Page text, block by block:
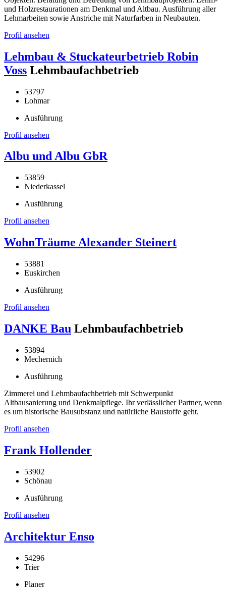
und Holzrestaurationen am Denkmal und Altbau. Ausführung aller
Lehmarbeiten sowie Anstriche mit Naturfarben in Neubauten.
Profil ansehen
Lehmbau & Stuckateurbetrieb Robin
Voss Lehmbaufachbetrieb
53797
Lohmar
Ausführung
Profil ansehen
Albu und Albu GbR
53859
Niederkassel
Ausführung
Profil ansehen
WohnTräume Alexander Steinert
53881
Euskirchen
Ausführung
Profil ansehen
DANKE Bau Lehmbaufachbetrieb
53894
Mechernich
Ausführung
Zimmerei und Lehmbaufachbetrieb mit Schwerpunkt
Altbausanierung und Denkmalpflege. Ihr verlässlicher Partner, wenn
es um historische Bausubstanz und natürliche Baustoffe geht.
Profil ansehen
Frank Hollender
53902
Schönau
Ausführung
Profil ansehen
Architektur Enso
54296
Trier
Planer